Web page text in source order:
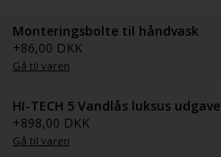
Monteringsbolte til håndvask
+86,00 DKK
Gå til varen
HI-TECH 5 Vandlås luksus udgave
+898,00 DKK
Gå til varen